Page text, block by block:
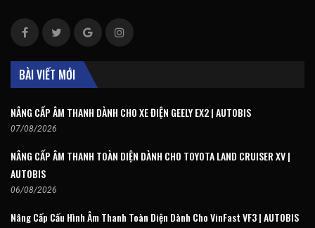
BÀI VIẾT MỚI
NÂNG CẤP ÂM THANH DÀNH CHO XE ĐIỆN GEELY EX2 | AUTOBIS
07/08/2026
NÂNG CẤP ÂM THANH TOÀN DIỆN DÀNH CHO TOYOTA LAND CRUISER XV |
AUTOBIS
06/08/2026
Nâng Cấp Cấu Hình Âm Thanh Toàn Diện Dành Cho VinFast VF3 | AUTOBIS